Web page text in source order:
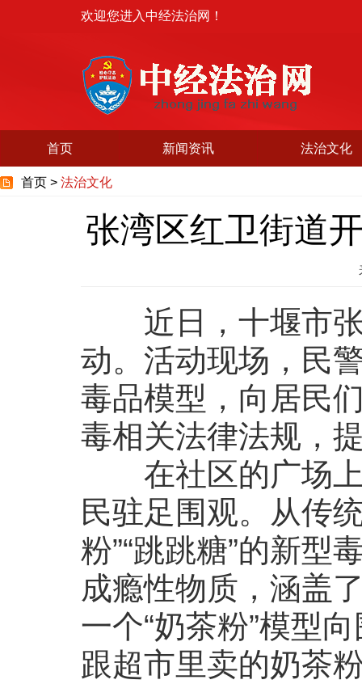
欢迎您进入中经法治网！
首页 新闻资讯 法治文化
首页 > 法治文化
张湾区红卫街道
近日，十堰市张
动。活动现场，民
毒品模型，向居民
毒相关法律法规，
在社区的广场上
民驻足围观。从传
粉”“跳跳糖”的新型
成瘾性物质，涵盖
一个“奶茶粉”模型
跟超市里卖的奶茶